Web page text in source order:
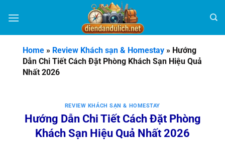
qua
Home » Review Khách sạn & Homestay » Hướng
Dẫn Chi Tiết Cách Đặt Phòng Khách Sạn Hiệu Quả
Nhất 2026
REVIEW KHÁCH SẠN & HOMESTAY
Hướng Dẫn Chi Tiết Cách Đặt Phòng
Khách Sạn Hiệu Quả Nhất 2026